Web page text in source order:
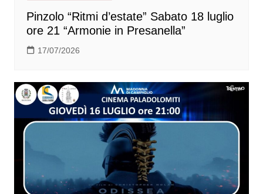
Pinzolo “Ritmi d’estate” Sabato 18 luglio
ore 21 “Armonie in Presanella”
17/07/2026